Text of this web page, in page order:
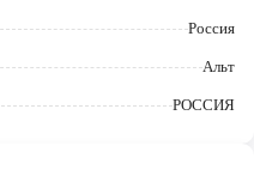
Россия
Альт
РОССИЯ